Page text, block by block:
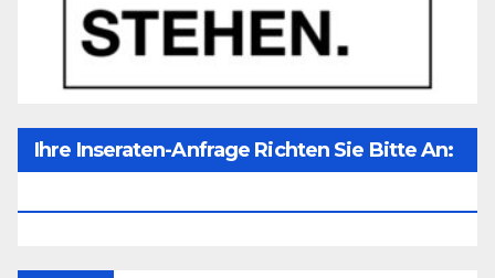
Ihre Inseraten-Anfrage Richten Sie Bitte An: